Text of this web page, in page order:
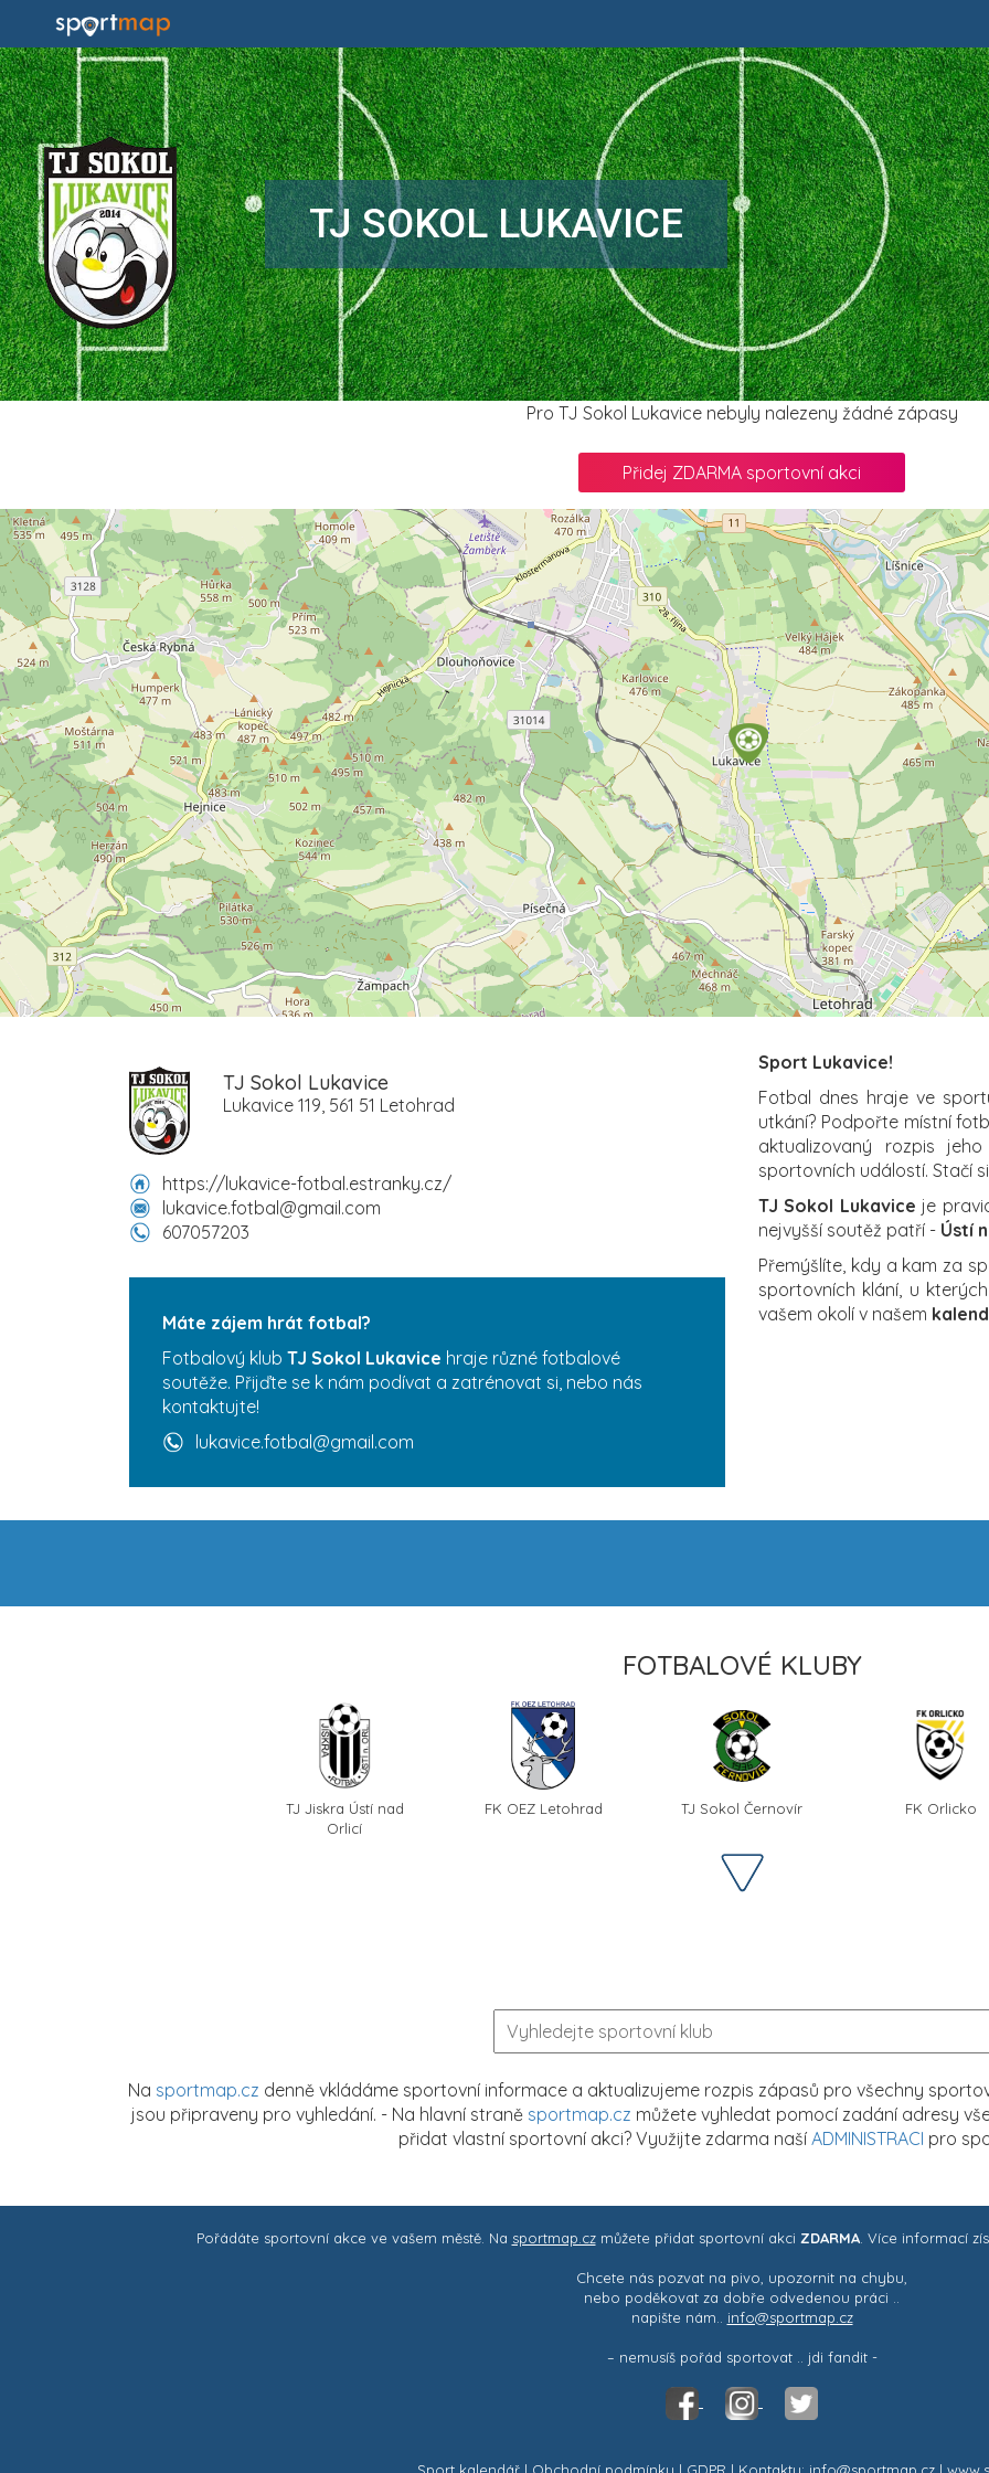
TJ SOKOL LUKAVICE
Pro TJ Sokol Lukavice nebyly nalezeny žádné zápasy
Přidej ZDARMA sportovní akci
TJ Sokol Lukavice
Lukavice 119, 561 51 Letohrad
https://lukavice-fotbal.estranky.cz/
lukavice.fotbal@gmail.com
607057203
Máte zájem hrát fotbal?
Fotbalový klub TJ Sokol Lukavice hraje různé fotbalové
soutěže. Přijďte se k nám podívat a zatrénovat si, nebo nás
kontaktujte!
lukavice.fotbal@gmail.com
Sport Lukavice!
Fotbal dnes hraje ve
utkání? Podpořte místní
aktualizovaný rozpis
sportovních událostí. Stačí
TJ Sokol Lukavice je
nejvyšší soutěž patří - Ústí
Přemýšlíte, kdy a kam za
sportovních klání, u
vašem okolí v našem
FOTBALOVÉ KLUBY
TJ Jiskra Ústí nad
Orlicí
FK OEZ Letohrad TJ Sokol Černovír FK Orlicko
Na sportmap.cz denně vkládáme sportovní informace a aktualizujeme rozpis zápasů pro všechny
jsou připraveny pro vyhledání. - Na hlavní straně sportmap.cz můžete vyhledat pomocí zadání adresy
přidat vlastní sportovní akci? Využijte zdarma naší ADMINISTRACI pro
Pořádáte sportovní akce ve vašem městě. Na sportmap.czmůžete přidat sportovní akci ZDARMA. Více informací
Chcete nás pozvat na pivo, upozornit na chybu,
nebo poděkovat za dobře odvedenou práci ..
napište nám.. info@sportmap.cz
– nemusíš pořád sportovat .. jdi fandit -